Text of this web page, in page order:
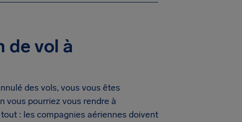
de vol à
des vols, vous vous êtes
vous pourriez vous rendre à
: les compagnies aériennes doivent